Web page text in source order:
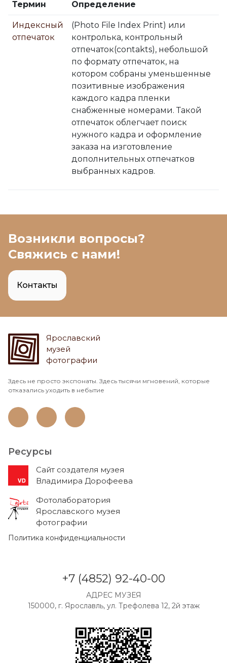
Термин Определение
Индексный
отпечаток
(Photo File Index Print) или
контролька, контрольный
отпечаток(contakts), небольшой
по формату отпечаток, на
котором собраны уменьшенные
позитивные изображения
каждого кадра пленки
снабженные номерами. Такой
отпечаток облегчает поиск
нужного кадра и оформление
заказа на изготовление
дополнительных отпечатков
выбранных кадров.
Возникли вопросы?
Свяжись с нами!
Контакты
Ярославский
музей
фотографии
Здесь не просто экспонаты. Здесь тысячи мгновений, которые
отказались уходить в небытие
Ресурсы
Cайт создателя музея
Владимира Дорофеева
Фотолаборатория
Ярославского музея
фотографии
Политика конфиденциальности
+7 (4852) 92-40-00
АДРЕС МУЗЕЯ
150000, г. Ярославль, ул. Трефолева 12, 2й этаж